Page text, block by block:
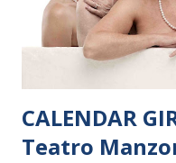
da un prestigioso
CALENDAR
Teatro